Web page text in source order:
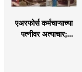
एअरफोर्स कर्मचाऱ्याच्या
पत्नीवर अत्याचार;